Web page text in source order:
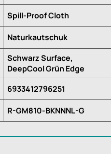
Spill-Proof Cloth
Naturkautschuk
Schwarz Surface,
DeepCool Grün Edge
6933412796251
R-GM810-BKNNNL-G